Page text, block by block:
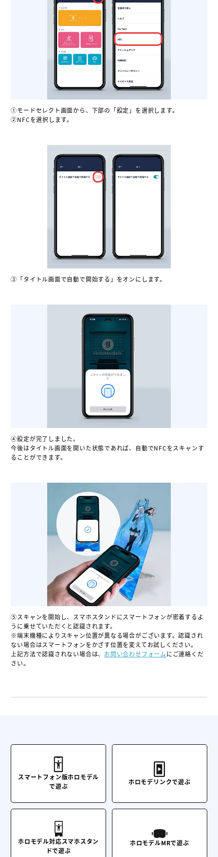
①モードセレクト画面から、下部の「設定」を選択します。
②NFCを選択します。
③「タイトル画面で自動で開始する」をオンにします。
④設定が完了しました。
今後はタイトル画面を開いた状態であれば、自動でNFCをスキャンす
ることができます。
⑤スキャンを開始し、スマホスタンドにスマートフォンが密着するよ
うに乗せていただくと認識されます。
※端末機種によりスキャン位置が異なる場合がございます。認識され
ない場合はスマートフォンをかざす位置を変えてお試しください。
上記方法で認識されない場合は、 お問い合わせフォームにご連絡くだ
さい。
スマートフォン版ホロモデル
で遊ぶ
ホロモデリンクで遊ぶ
ホロモデル対応スマホスタン
ドで遊ぶ
ホロモデルMRで遊ぶ